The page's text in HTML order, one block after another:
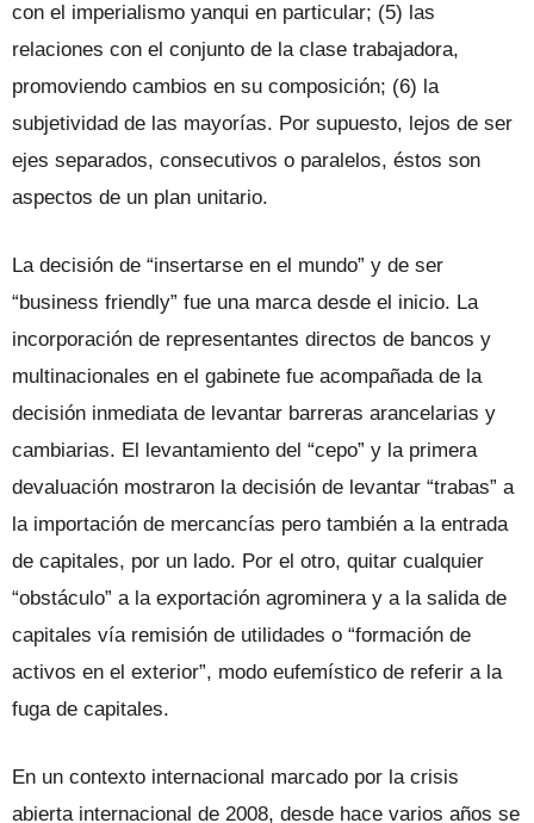
con el imperialismo yanqui en particular; (5) las
relaciones con el conjunto de la clase trabajadora,
promoviendo cambios en su composición; (6) la
subjetividad de las mayorías. Por supuesto, lejos de ser
ejes separados, consecutivos o paralelos, éstos son
aspectos de un plan unitario.
La decisión de “insertarse en el mundo” y de ser
“business friendly” fue una marca desde el inicio. La
incorporación de representantes directos de bancos y
multinacionales en el gabinete fue acompañada de la
decisión inmediata de levantar barreras arancelarias y
cambiarias. El levantamiento del “cepo” y la primera
devaluación mostraron la decisión de levantar “trabas” a
la importación de mercancías pero también a la entrada
de capitales, por un lado. Por el otro, quitar cualquier
“obstáculo” a la exportación agrominera y a la salida de
capitales vía remisión de utilidades o “formación de
activos en el exterior”, modo eufemístico de referir a la
fuga de capitales.
En un contexto internacional marcado por la crisis
abierta internacional de 2008, desde hace varios años se